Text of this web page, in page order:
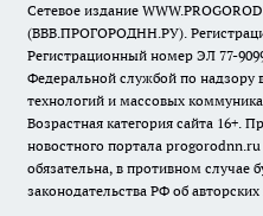
Сетевое издание
(ВВВ.ПРОГОРОДНН.РУ).
Регистрационный номер ЭЛ 77-
Федеральной службой по
технологий и массовых
Возрастная категория сайта 16+.
новостного портала progorodnn.ru
обязательна, в противном случае
законодательства РФ об